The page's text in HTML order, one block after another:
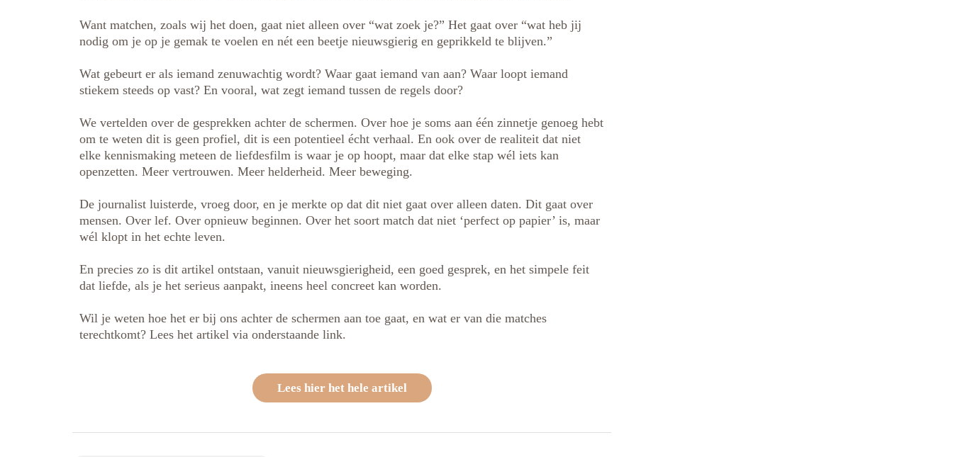
Want matchen, zoals wij het doen, gaat niet alleen over “wat zoek je?” Het gaat over “wat heb jij
nodig om je op je gemak te voelen en nét een beetje nieuwsgierig en geprikkeld te blijven.”
Wat gebeurt er als iemand zenuwachtig wordt? Waar gaat iemand van aan? Waar loopt iemand
stiekem steeds op vast? En vooral, wat zegt iemand tussen de regels door?
We vertelden over de gesprekken achter de schermen. Over hoe je soms aan één zinnetje genoeg hebt
om te weten dit is geen profiel, dit is een potentieel écht verhaal. En ook over de realiteit dat niet
elke kennismaking meteen de liefdesfilm is waar je op hoopt, maar dat elke stap wél iets kan
openzetten. Meer vertrouwen. Meer helderheid. Meer beweging.
De journalist luisterde, vroeg door, en je merkte op dat dit niet gaat over alleen daten. Dit gaat over
mensen. Over lef. Over opnieuw beginnen. Over het soort match dat niet ‘perfect op papier’ is, maar
wél klopt in het echte leven.
En precies zo is dit artikel ontstaan, vanuit nieuwsgierigheid, een goed gesprek, en het simpele feit
dat liefde, als je het serieus aanpakt, ineens heel concreet kan worden.
Wil je weten hoe het er bij ons achter de schermen aan toe gaat, en wat er van die matches
terechtkomt? Lees het artikel via onderstaande link.
Lees hier het hele artikel